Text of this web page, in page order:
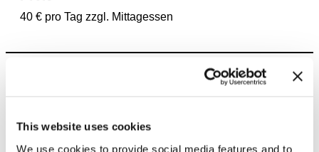
This website uses cookies
We use cookies to provide social media features and to
40 € pro Tag zzgl. Mittagessen
Samstag Nachmittags bieten wir regelmäßig 2-
stündige Familienworkshops. Gemeinsam mit
erfahrenen Kunstpädagog*innen werden Klein und